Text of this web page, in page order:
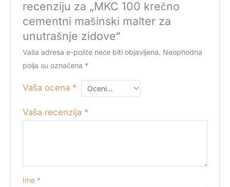
recenziju za „MKC 100 krečno
cementni mašinski malter za
unutrašnje zidove“
Vaša adresa e-pošte neće biti objavljena. Neophodna
polja su označena *
Vaša ocena *
Vaša recenzija *
Ime *